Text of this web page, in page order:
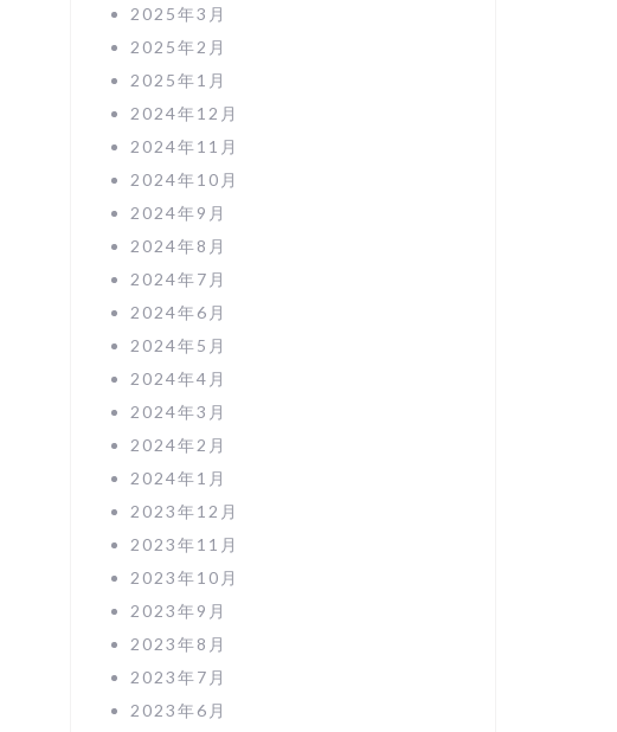
2025年3月
2025年2月
2025年1月
2024年12月
2024年11月
2024年10月
2024年9月
2024年8月
2024年7月
2024年6月
2024年5月
2024年4月
2024年3月
2024年2月
2024年1月
2023年12月
2023年11月
2023年10月
2023年9月
2023年8月
2023年7月
2023年6月